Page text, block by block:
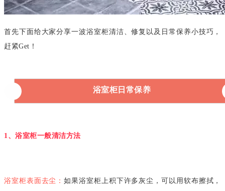
首先下面给大家分享一波浴室柜清洁、修复以及日常保养小技巧，
赶紧Get！
浴室柜日常保养
1、浴室柜一般清洁方法
浴室柜表面去尘：如果浴室柜上积下许多灰尘，可以用软布擦拭，